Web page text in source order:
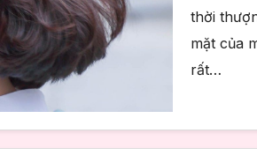
thời
mặt của
rất…